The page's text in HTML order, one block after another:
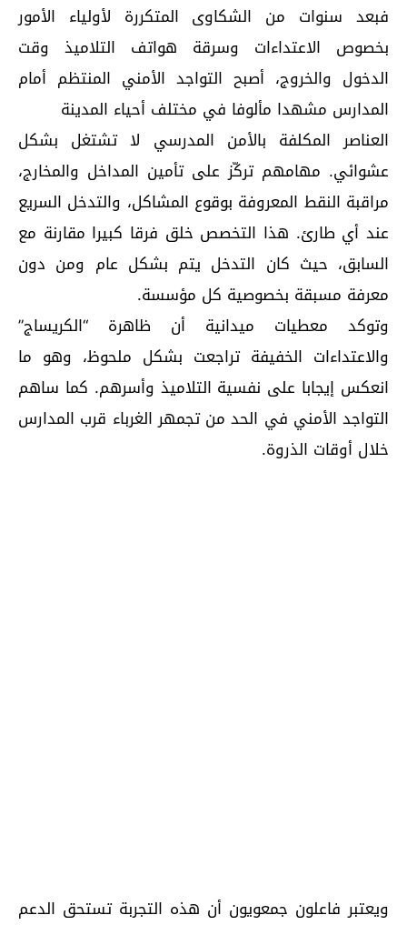
فبعد سنوات من الشكاوى المتكررة لأولياء الأمور
بخصوص الاعتداءات وسرقة هواتف التلاميذ وقت
الدخول والخروج، أصبح التواجد الأمني المنتظم أمام
المدارس مشهدا مألوفا في مختلف أحياء المدينة
العناصر المكلفة بالأمن المدرسي لا تشتغل بشكل
عشوائي. مهامهم تركّز على تأمين المداخل والمخارج،
مراقبة النقط المعروفة بوقوع المشاكل، والتدخل السريع
عند أي طارئ. هذا التخصص خلق فرقا كبيرا مقارنة مع
السابق، حيث كان التدخل يتم بشكل عام ومن دون
معرفة مسبقة بخصوصية كل مؤسسة.
وتوكد معطيات ميدانية أن ظاهرة “الكريساج”
والاعتداءات الخفيفة تراجعت بشكل ملحوظ، وهو ما
انعكس إيجابا على نفسية التلاميذ وأسرهم. كما ساهم
التواجد الأمني في الحد من تجمهر الغرباء قرب المدارس
خلال أوقات الذروة.
ويعتبر فاعلون جمعويون أن هذه التجربة تستحق الدعم